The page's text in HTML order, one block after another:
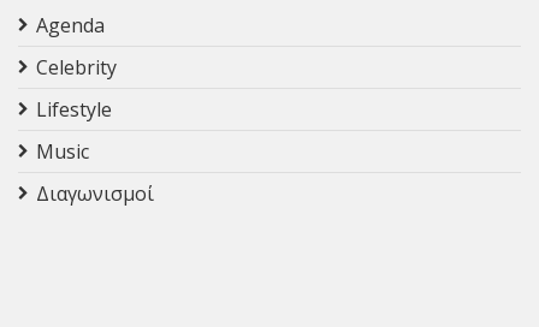
Agenda
Celebrity
Lifestyle
Music
Διαγωνισμοί